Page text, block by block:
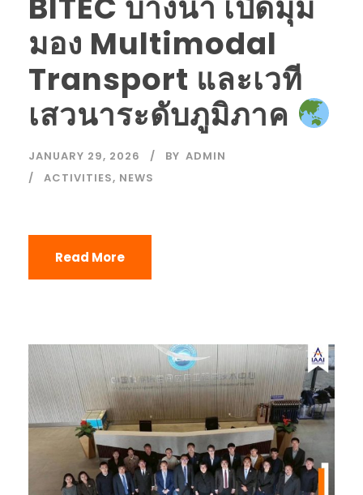
มอง Multimodal
Transport และเวที
เสวนาระดับภูมิภาค
JANUARY 29, 2026 BY ADMIN
ACTIVITIES, NEWS
Read More